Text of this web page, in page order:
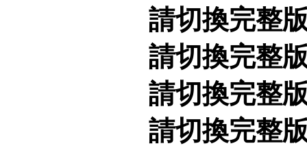
請切換完整
請切換完整
請切換完整
請切換完整